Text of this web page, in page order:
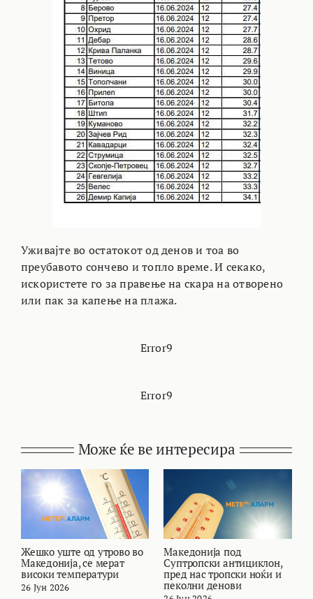
Уживајте во остатокот од денов и тоа во
преубавото сончево и топло време. И секако,
искористете го за правење на скара на отворено
или пак за капење на плажа.
Error9
Error9
Може ќе ве интересира
Жешко уште од утрово во
Македонија, се мерат
високи температури
26 Јун 2026
Македонија под
Суптропски антициклон,
пред нас тропски ноќи и
пеколни денови